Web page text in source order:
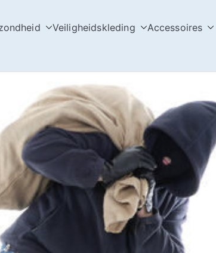
Veiligheidskleding
Accessoires